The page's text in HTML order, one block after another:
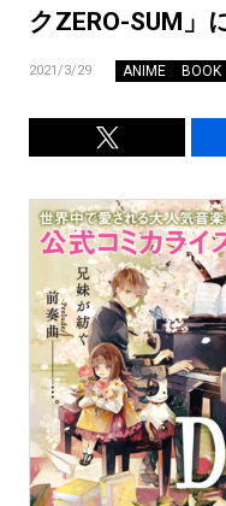
クZERO-SUM」
2021/3/29 ANIME BOOK